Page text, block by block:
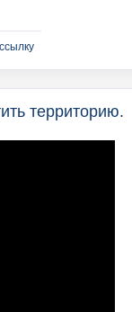
территорию.